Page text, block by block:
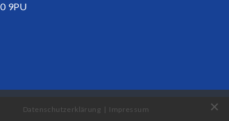
9PU
Datenschutzerklärung Impressum